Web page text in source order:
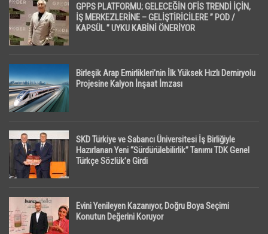
GPPS PLATFORMU; GELECEĞİN OFİS TRENDİ İÇİN,
İŞ MERKEZLERİNE – GELİŞTİRİCİLERE ” POD /
KAPSÜL ” UYKU KABİNİ ÖNERİYOR
Birleşik Arap Emirlikleri’nin İlk Yüksek Hızlı Demiryolu
Projesine Kalyon İnşaat İmzası
SKD Türkiye ve Sabancı Üniversitesi İş Birliğiyle
Hazırlanan Yeni “Sürdürülebilirlik” Tanımı TDK Genel
Türkçe Sözlük’e Girdi
Evini Yenileyen Kazanıyor, Doğru Boya Seçimi
Konutun Değerini Koruyor